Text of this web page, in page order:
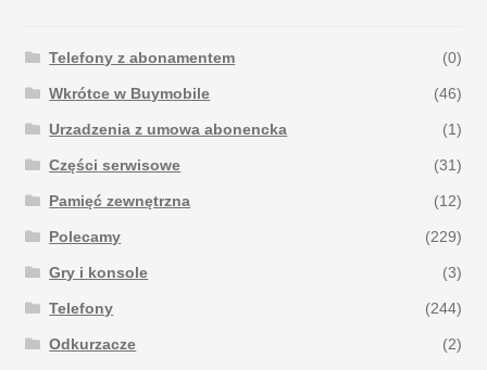
Telefony z abonamentem (0)
Wkrótce w Buymobile (46)
Urzadzenia z umowa abonencka (1)
Części serwisowe (31)
Pamięć zewnętrzna (12)
Polecamy (229)
Gry i konsole (3)
Telefony (244)
Odkurzacze (2)